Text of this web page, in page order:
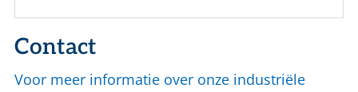
Contact
Voor meer informatie over onze industriële